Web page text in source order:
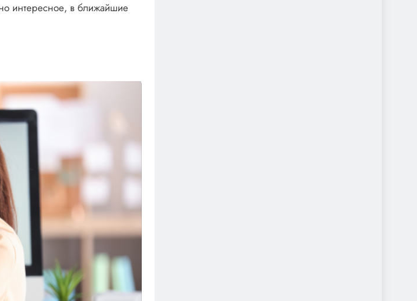
интересное, в ближайшие